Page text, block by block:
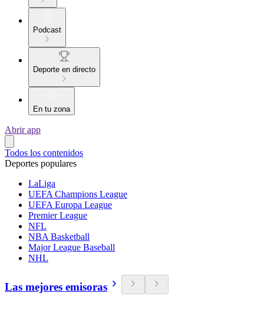
Podcast
Deporte en directo
En tu zona
Abrir app
Todos los contenidos
Deportes populares
LaLiga
UEFA Champions League
UEFA Europa League
Premier League
NFL
NBA Basketball
Major League Baseball
NHL
Las mejores emisoras